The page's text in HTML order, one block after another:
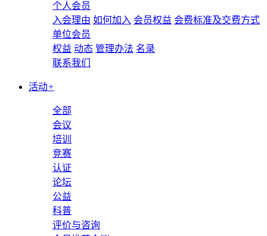
个人会员
入会理由 如何加入 会员权益 会费标准及交费方式
单位会员
权益 动态 管理办法 名录
联系我们
活动+
全部
会议
培训
竞赛
认证
论坛
公益
科普
评价与咨询